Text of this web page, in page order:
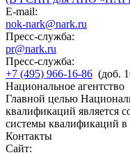
E-mail:
nok-nark@nark.ru
Пресс-служба:
pr@nark.ru
Пресс-служба:
+7 (495) 966-16-86 (доб.
Национальное агентство
Главной целью
квалификаций является
системы квалификаций в
Контакты
Сайт: